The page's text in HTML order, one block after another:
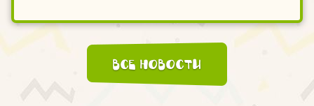
Все новости